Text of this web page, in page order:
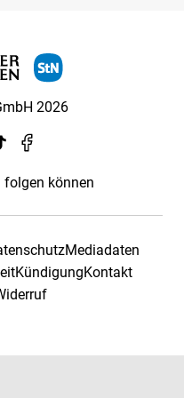
2026
folgen können
Mediadaten
KündigungKontakt